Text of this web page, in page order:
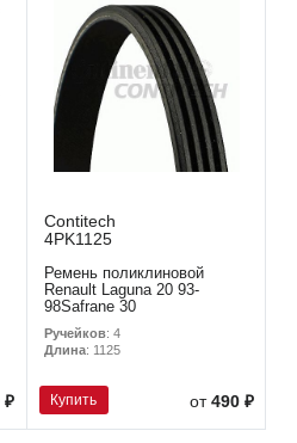
₽
Contitech
4PK1125
Ремень поликлиновой
Renault Laguna 20 93-
98Safrane 30
Ручейков: 4
Длина: 1125
Купить от 490 ₽